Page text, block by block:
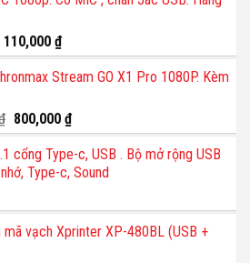
Giá
gốc
là:
110,000 ₫Giá
hiện
tại
110,000 ₫.
Stream GO X1 Pro 1080P. Kèm
Giá
gốc
là:
1,200,000 ₫.
800,000 ₫Giá
hiện
tại
là:
cổng Type-c, USB . Bộ mở rộng USB
Type-c, Sound
mã vạch Xprinter XP-480BL (USB +